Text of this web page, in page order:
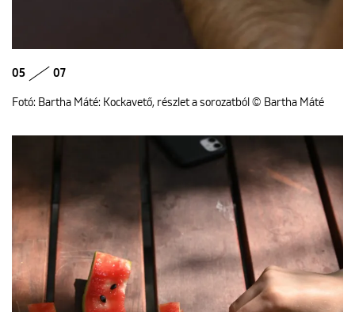
05 07
Fotó: Bartha Máté: Kockavető, részlet a sorozatból © Bartha Máté